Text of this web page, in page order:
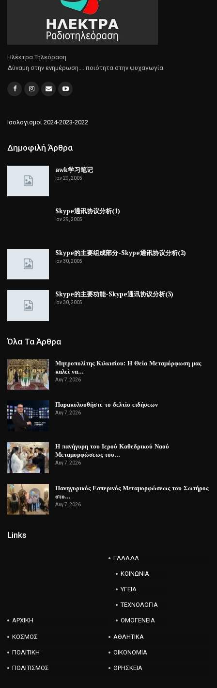
Ηλέκτρα Τηλεόραση
Δύναμη στην ενημέρωση.... ποιότητα στην ψυχαγωγία
Ισολογισμοί 2024-2023-2022
Δημοφιλή Άρθρα
awk学习笔记
Ιαν 29, 2005
Skype通讯协议分析(1)
Ιαν 29, 2005
Skype的主要组成部分-Skype通讯协议分析(2)
Ιαν 30, 2005
Skype的主要功能-Skype通讯协议分析(3)
Ιαν 30, 2005
Όλα Τα Άρθρα
Μητροπολίτης Κιλκισίου: Η Θεία Μεταμόρφωση μας
καλεί να…
Αυγ 7, 2026
Παρακολουθήστε το δελτίο ειδήσεων
Αυγ 7, 2026
Η πανήγυρη του Ιερού Καθεδρικού Ναού
Μεταμορφώσεως του…
Αυγ 7, 2026
Πανηγυρικός Εσπερινός Μεταμορφώσεως του Σωτήρος
στο…
Αυγ 7, 2026
Links
ΑΡΧΙΚΗ
ΕΛΛΑΔΑ
ΚΟΙΝΩΝΙΑ
ΥΓΕΙΑ
ΤΕΧΝΟΛΟΓΙΑ
ΟΜΟΓΕΝΕΙΑ
ΚΟΣΜΟΣ ΑΘΛΗΤΙΚΑ
ΠΟΛΙΤΙΚΗ ΟΙΚΟΝΟΜΙΑ
ΠΟΛΙΤΙΣΜΟΣ ΘΡΗΣΚΕΙΑ